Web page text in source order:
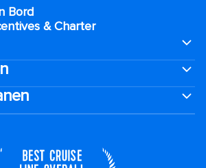
Bord​
& Charter